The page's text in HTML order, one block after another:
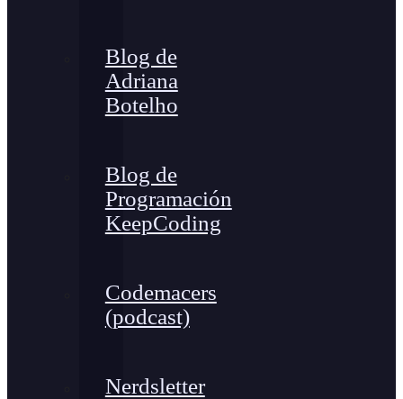
Blog de
Adriana
Botelho
Blog de
Programación
KeepCoding
Codemacers
(podcast)
Nerdsletter